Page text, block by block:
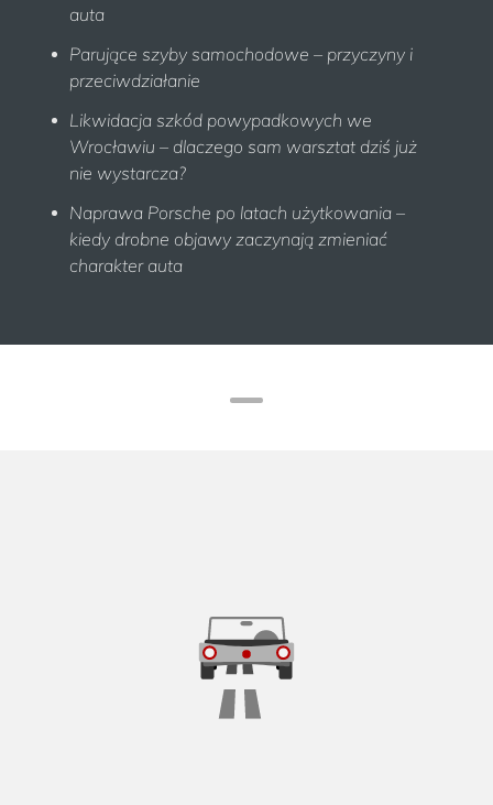
auta
Parujące szyby samochodowe – przyczyny i
przeciwdziałanie
Likwidacja szkód powypadkowych we
Wrocławiu – dlaczego sam warsztat dziś już
nie wystarcza?
Naprawa Porsche po latach użytkowania –
kiedy drobne objawy zaczynają zmieniać
charakter auta